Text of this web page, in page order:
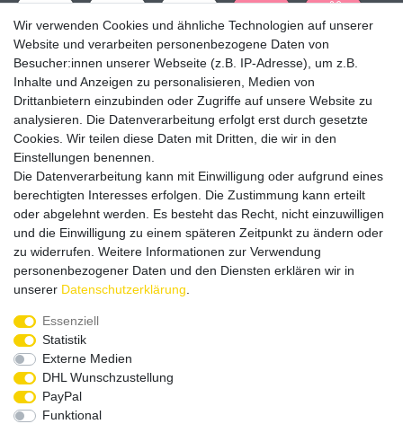
Versandpartner
Service & Kontakt
Rufen Sie uns an unter:
0375 - 21459172
Wir verwenden Cookies und ähnliche Technologien auf unserer
Website und verarbeiten personenbezogene Daten von
Besucher:innen unserer Webseite (z.B. IP-Adresse), um z.B.
Inhalte und Anzeigen zu personalisieren, Medien von
Drittanbietern einzubinden oder Zugriffe auf unsere Website zu
analysieren. Die Datenverarbeitung erfolgt erst durch gesetzte
Cookies. Wir teilen diese Daten mit Dritten, die wir in den
Einstellungen benennen.
Die Datenverarbeitung kann mit Einwilligung oder aufgrund eines
berechtigten Interesses erfolgen. Die Zustimmung kann erteilt
oder abgelehnt werden. Es besteht das Recht, nicht einzuwilligen
und die Einwilligung zu einem späteren Zeitpunkt zu ändern oder
zu widerrufen. Weitere Informationen zur Verwendung
personenbezogener Daten und den Diensten erklären wir in
unserer Daten­schutz­erklärung
Essenziell
Statistik
Externe Medien
DHL Wunschzustellung
PayPal
Funktional